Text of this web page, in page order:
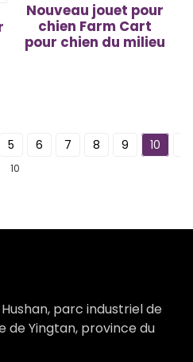
Nouveau jouet pour
chien Farm Cart
pour chien du milieu
5 6 7 8 9 10
10
parc industriel de
de Yingtan, province du